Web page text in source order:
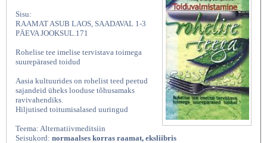
Sisu:
RAAMAT ASUB LAOS, SAADAVAL 1-3
PÄEVA JOOKSUL.171
Rohelise tee imelise tervistava toimega
suurepärased toidud
Aasia kultuurides on rohelist teed peetud
sajandeid üheks looduse tõhusamaks
ravivahendiks.
Hiljutised toitumisalased uuringud
Teema: Alternatiivmeditsiin
Seisukord: normaalses korras raamat, eksliibris